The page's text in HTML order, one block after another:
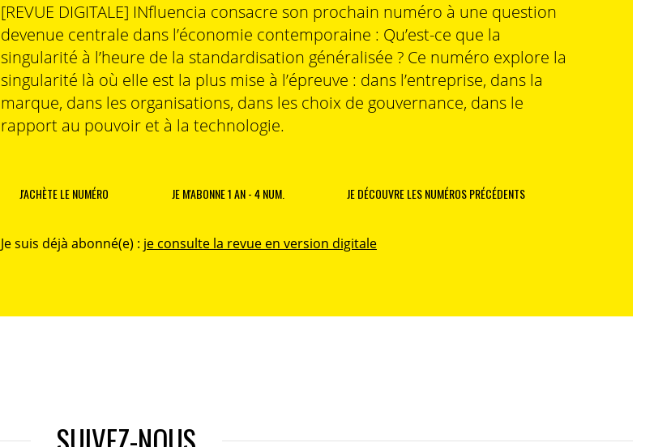
[REVUE DIGITALE] INfluencia consacre son prochain numéro à une question
devenue centrale dans l’économie contemporaine : Qu’est-ce que la
singularité à l’heure de la standardisation généralisée ? Ce numéro explore la
singularité là où elle est la plus mise à l’épreuve : dans l’entreprise, dans la
marque, dans les organisations, dans les choix de gouvernance, dans le
rapport au pouvoir et à la technologie.
J'ACHÈTE LE NUMÉRO JE M'ABONNE 1 AN - 4 NUM. JE DÉCOUVRE LES NUMÉROS PRÉCÉDENTS
Je suis déjà abonné(e) : je consulte la revue en version digitale